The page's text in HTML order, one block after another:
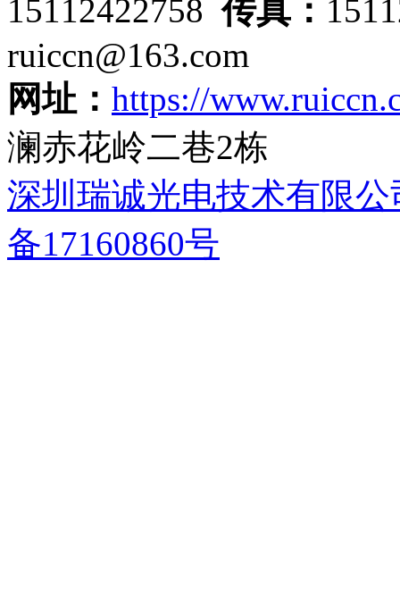
15112422758传真：
ruiccn@163.com
网址： https://
澜赤花岭二巷2栋
深圳瑞诚光电技术有限公
备17160860号